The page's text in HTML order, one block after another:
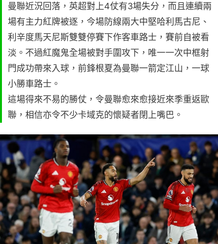
曼聯近況回落，英超對上4仗有3場失分，而且連續兩
場有主力紅牌被逐，今場防線兩大中堅哈利馬古尼、
利辛度馬天尼斯雙雙停賽下作客車路士，賽前自被看
淡。不過紅魔鬼全場被對手圍攻下，唯一一次中框射
門成功帶來入球，前鋒根夏為曼聯一箭定江山，一球
小勝車路士。
這場得來不易的勝仗，令曼聯愈來愈接近來季重返歐
聯，相信亦令不少卡域克的懷疑者閉上嘴巴。